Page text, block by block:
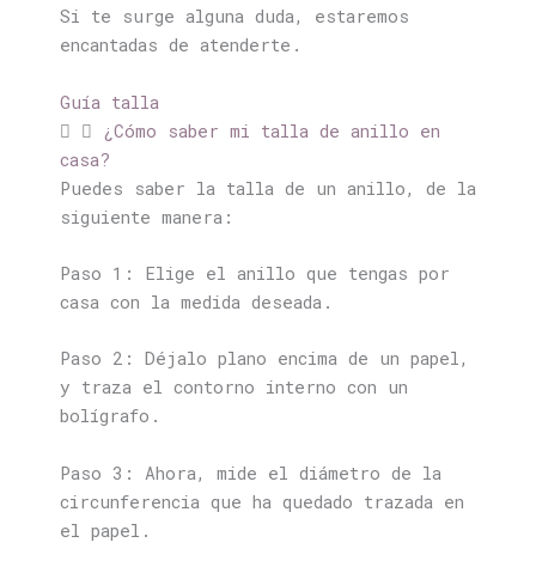
Si te surge alguna duda, estaremos
encantadas de atenderte.
Guía talla
¿Cómo saber mi talla de anillo en
casa?
Puedes saber la talla de un anillo, de la
siguiente manera:
Paso 1: Elige el anillo que tengas por
casa con la medida deseada.
Paso 2: Déjalo plano encima de un papel,
y traza el contorno interno con un
bolígrafo.
Paso 3: Ahora, mide el diámetro de la
circunferencia que ha quedado trazada en
el papel.